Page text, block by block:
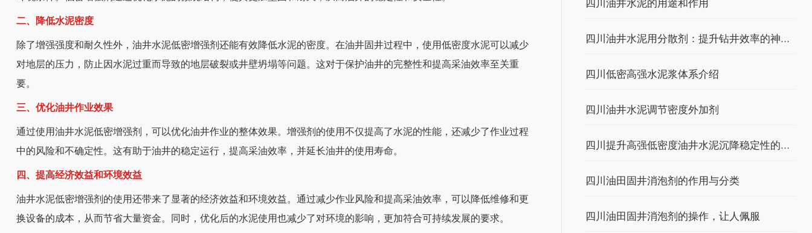
二、降低水泥密度
除了增强强度和耐久性外，油井水泥低密增强剂还能有效降低水泥的密度。在油井固井过程中，使用低密度水泥可以减少
对地层的压力，防止因水泥过重而导致的地层破裂或井壁坍塌等问题。这对于保护油井的完整性和提高采油效率至关重
要。
三、优化油井作业效果
通过使用油井水泥低密增强剂，可以优化油井作业的整体效果。增强剂的使用不仅提高了水泥的性能，还减少了作业过程
中的风险和不确定性。这有助于油井的稳定运行，提高采油效率，并延长油井的使用寿命。
四、提高经济效益和环境效益
油井水泥低密增强剂的使用还带来了显著的经济效益和环境效益。通过减少作业风险和提高采油效率，可以降低维修和更
换设备的成本，从而节省大量资金。同时，优化后的水泥使用也减少了对环境的影响，更加符合可持续发展的要求。
四川油井水泥的用途和作用
四川油井水泥用分散剂：提升钻井效率的神秘钥匙
四川低密高强水泥浆体系介绍
四川油井水泥调节密度外加剂
四川提升高强低密度油井水泥沉降稳定性的有效方法
四川油田固井消泡剂的作用与分类
四川油田固井消泡剂的操作，让人佩服